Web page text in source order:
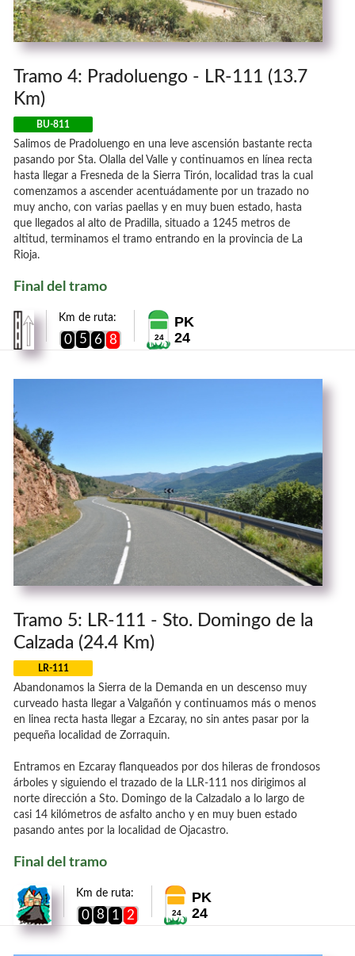
Tramo 4: Pradoluengo - LR-111 (13.7
Km)
BU-811
Salimos de Pradoluengo en una leve ascensión bastante recta
pasando por Sta. Olalla del Valle y continuamos en línea recta
hasta llegar a Fresneda de la Sierra Tirón, localidad tras la cual
comenzamos a ascender acentuádamente por un trazado no
muy ancho, con varias paellas y en muy buen estado, hasta
que llegados al alto de Pradilla, situado a 1245 metros de
altitud, terminamos el tramo entrando en la provincia de La
Rioja.
Final del tramo
Km de ruta:
0 5 6 8 24
PK
24
Tramo 5: LR-111 - Sto. Domingo de la
Calzada (24.4 Km)
LR-111
Abandonamos la Sierra de la Demanda en un descenso muy
curveado hasta llegar a Valgañón y continuamos más o menos
en linea recta hasta llegar a Ezcaray, no sin antes pasar por la
pequeña localidad de Zorraquin.
Entramos en Ezcaray flanqueados por dos hileras de frondosos
árboles y siguiendo el trazado de la LLR-111 nos dirigimos al
norte dirección a Sto. Domingo de la Calzadalo a lo largo de
casi 14 kilómetros de asfalto ancho y en muy buen estado
pasando antes por la localidad de Ojacastro.
Final del tramo
Km de ruta:
0 8 1 2 24
PK
24